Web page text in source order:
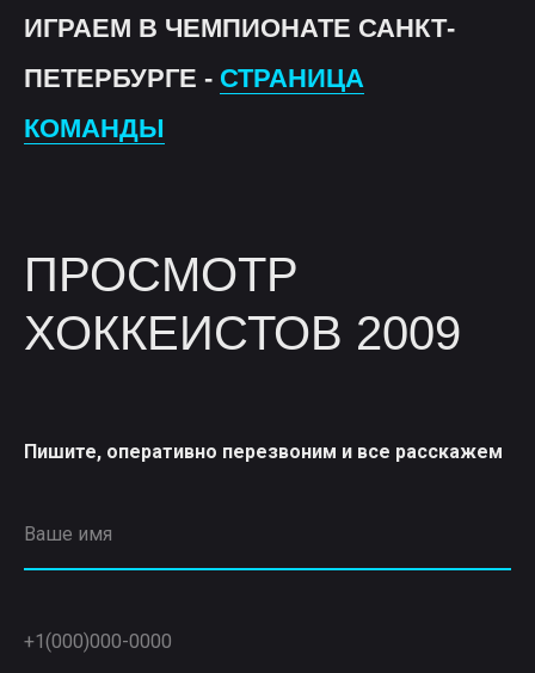
ИГРАЕМ В ЧЕМПИОНАТЕ САНКТ-
ПЕТЕРБУРГЕ - СТРАНИЦА
КОМАНДЫ
ПРОСМОТР
ХОККЕИСТОВ 2009
Пишите, оперативно перезвоним и все расскажем